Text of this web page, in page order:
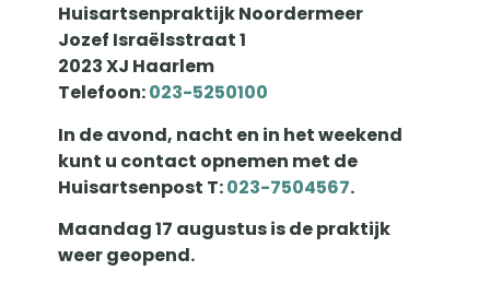
Huisnummer
Plaats
Telefoonnummer
Huisartsenpraktijk Noordermeer
Jozef Israëlsstraat 1
2023 XJ Haarlem
Telefoon:023-5250100
In de avond, nacht en in het weekend
kunt u contact opnemen met de
Huisartsenpost T:023-7504567.
Maandag 17 augustus is de praktijk
weer geopend.